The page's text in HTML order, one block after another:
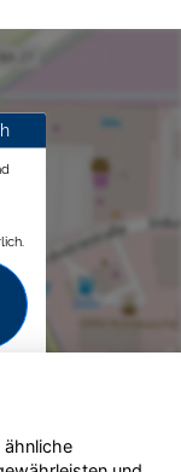
ähnliche